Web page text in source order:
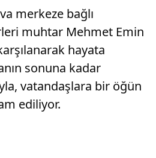
merkeze bağlı
muhtar Mehmet Emin
hayata
sonuna kadar
vatandaşlara bir öğün
ediliyor.